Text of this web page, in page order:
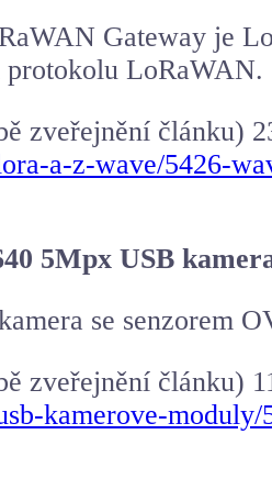
Gateway je
protokolu LoRaWAN.
zveřejnění článku)
a-z-wave/5426-
5Mpx USB
se senzorem
zveřejnění článku)
kamerove-